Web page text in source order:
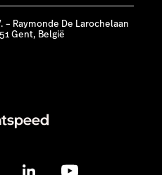
– Raymonde De Larochelaan
Gent, België